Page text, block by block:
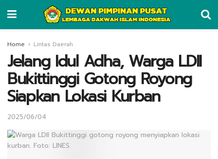
Home Lintas Daerah
Jelang Idul Adha, Warga LDII
Bukittinggi Gotong Royong
Siapkan Lokasi Kurban
2025/06/04